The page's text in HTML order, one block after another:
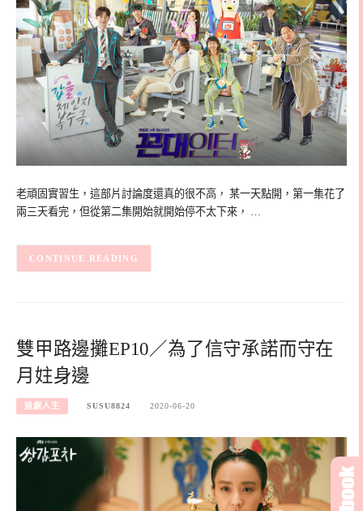
老頑固實習生，這部片討論度還真的很不高， 某一天點開，第一集花了
兩三天看完，但從第二集開始就開始停不太下來， …
CONTINUE READING
雙甲路邊攤EP10／為了信守承諾而守在
月妵身邊
追劇人生 SUSU8824 2020-06-20